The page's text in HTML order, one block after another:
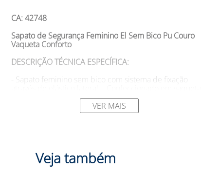
CA: 42748
Sapato de Segurança Feminino El Sem Bico Pu Couro
Vaqueta Conforto
DESCRIÇÃO TÉCNICA ESPECÍFICA:
- Sapato feminino sem bico com sistema de fixação
integral curtida ao cromo, com 18/20 linhas de
espessura, disponível em estampa relax ou liso, com
opção hidrofugada. - Possui lingueta e colarinho
contraforte termo conformado para proteção do
calcanhar, com avesso antideslizante para garantir
firmeza e estabilidade durante o caminhar. - Possui
VER MAIS
Veja também